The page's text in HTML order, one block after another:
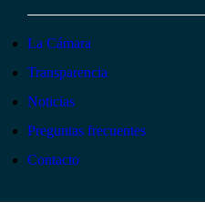
La Cámara
Transparencia
Noticias
Preguntas frecuentes
Contacto